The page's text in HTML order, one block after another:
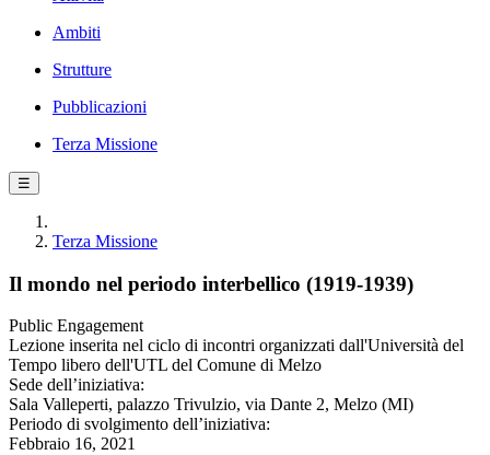
Ambiti
Strutture
Pubblicazioni
Terza Missione
☰
Terza Missione
Il mondo nel periodo interbellico (1919-1939)
Public Engagement
Lezione inserita nel ciclo di incontri organizzati dall'Università del
Tempo libero dell'UTL del Comune di Melzo
Sede dell’iniziativa:
Sala Valleperti, palazzo Trivulzio, via Dante 2, Melzo (MI)
Periodo di svolgimento dell’iniziativa:
Febbraio 16, 2021